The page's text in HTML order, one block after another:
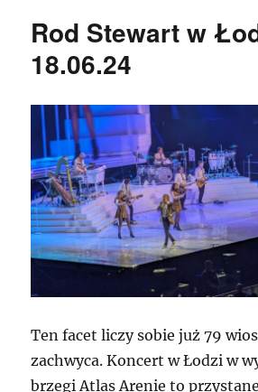
Rod Stewart w
18.06.24
Ten facet liczy sobie już 79
zachwyca. Koncert w Łodzi w
brzegi Atlas Arenie to